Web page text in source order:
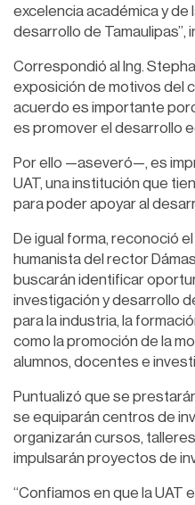
excelencia académica y de
desarrollo de Tamaulipas”,
Correspondió al Ing.
exposición de motivos del
acuerdo es importante
es promover el desarrollo
Por ello —aseveró—, es
UAT, una institución que
para poder apoyar al
De igual forma, reconoció
humanista del rector
buscarán identificar
investigación y desarrollo
para la industria, la
como la promoción de la
alumnos, docentes e
Puntualizó que se
se equiparán centros de
organizarán cursos,
impulsarán proyectos de
“Confiamos en que la UAT